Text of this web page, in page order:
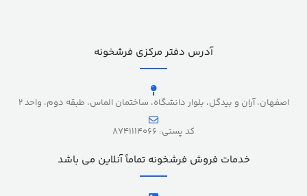
آدرس دفتر مرکزی فرشخونه
اصفهان، آران و بیدگل، بلوار دانشگاه، ساختمان الماس، طبقه دوم، واحد 2
کد پستی: 8741114066
خدمات فروش فرشخونه تماماً آنلاین می باشد